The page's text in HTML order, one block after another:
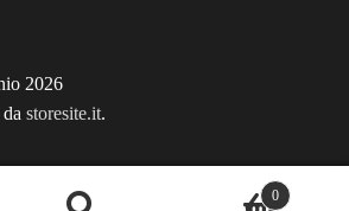
2026
da storesite.it.
0